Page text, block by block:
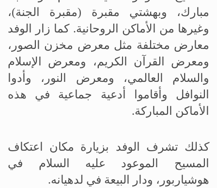
مبارك، وبهشتي مقبرة (مقبرة الجنة)،
وغيرها من الأماكن الروحانية. كما زار الوفد
معارض مختلفة مثل معرض مخزن الصور،
ومعرض القرآن الكريم، ومعرض الإسلام
والسلام العالمي، ومعرض النور، وأدوا
النوافل وأقاموا أدعية جماعية في هذه
الأماكن المباركة.
كذلك تشرف الوفد بزيارة مكان اعتكاف
المسيح الموعود عليه السلام في
هوشياربور، ودار البيعة في لدهيانه.